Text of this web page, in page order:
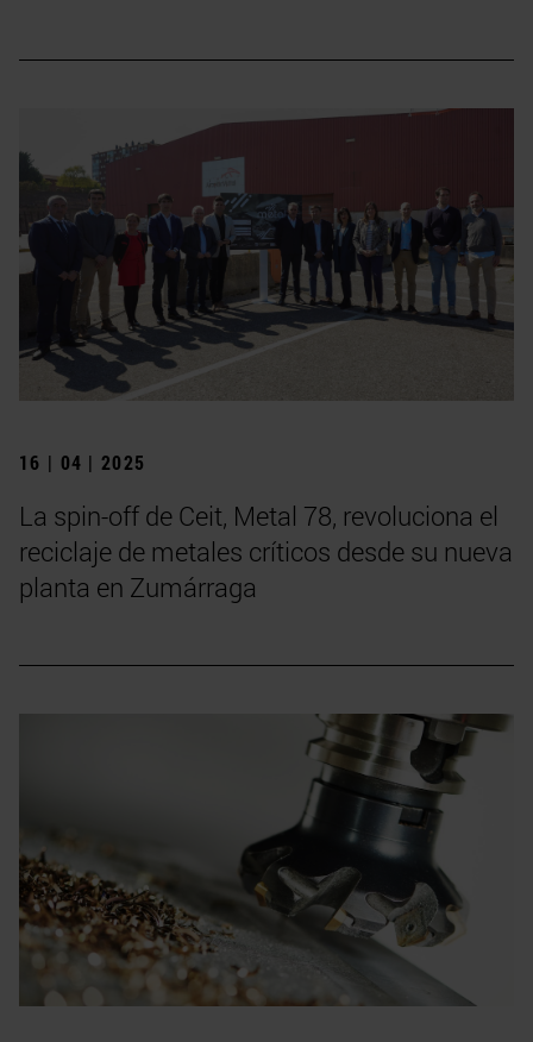
16 | 04 | 2025
La spin-off de Ceit, Metal 78, revoluciona el
reciclaje de metales críticos desde su nueva
planta en Zumárraga